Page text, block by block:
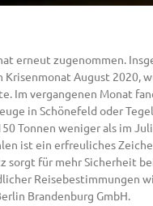
erneut zugenommen.
August 2020,
Im vergangenen Monat
in Schönefeld oder
Tonnen weniger als im
ist ein erfreuliches
für mehr Sicherheit
Reisebestimmungen
Brandenburg GmbH.